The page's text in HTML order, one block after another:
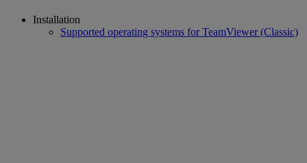
Installation
Supported operating systems for TeamViewer (Classic)